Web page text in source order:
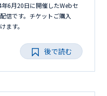
6月20日に開催したWebセ
信です。チケットご購入
ます。
後で読む